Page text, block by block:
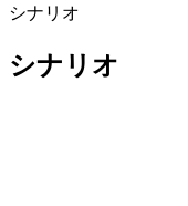
シナリオ
シナリオ